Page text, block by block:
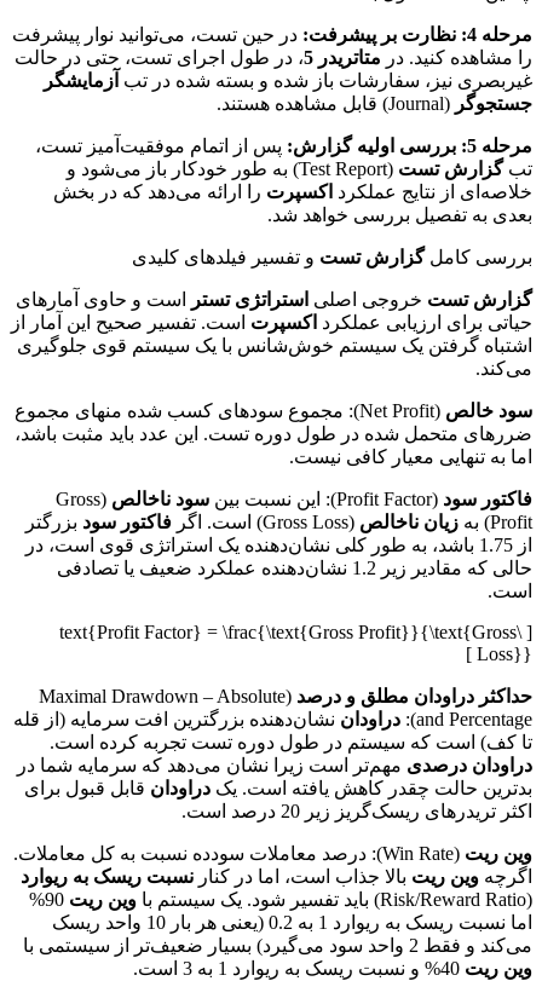
مرحله 4: نظارت بر پیشرفت:
در حین تست، می‌توانید نوار پیشرفت
را مشاهده کنید. در متاتریدر 5
، در طول اجرای تست، حتی در حالت
غیربصری نیز، سفارشات باز شده و بسته شده در تب آزمایشگر
جستجوگر (Journal) قابل مشاهده هستند.
مرحله 5: بررسی اولیه گزارش:
پس از اتمام موفقیت‌آمیز تست،
تبگزارش تست
(Test Report) به طور خودکار باز می‌شود و
خلاصه‌ای از نتایج عملکرد اکسپرت را ارائه می‌دهد که در بخش
بعدی به تفصیل بررسی خواهد شد.
بررسی کاملگزارش تست و تفسیر فیلدهای کلیدی
گزارش تست خروجی اصلی استراتژی تستر
است و حاوی آمارهای
حیاتی برای ارزیابی عملکرد اکسپرت است. تفسیر صحیح این آمار از
اشتباه گرفتن یک سیستم خوش‌شانس با یک سیستم قوی جلوگیری
می‌کند.
سود خالص
(Net Profit): مجموع سودهای کسب شده منهای مجموع
ضررهای متحمل شده در طول دوره تست. این عدد باید مثبت باشد،
اما به تنهایی معیار کافی نیست.
فاکتور سود (Profit Factor): این نسبت بین سود ناخالص (Gross
Profit) به
زیان ناخالص (Gross Loss) است. اگر فاکتور سود بزرگتر
از 1.75 باشد، به طور کلی نشان‌دهنده یک استراتژی قوی است، در
حالی که مقادیر زیر 1.2 نشان‌دهنده عملکرد ضعیف یا تصادفی
است.
[ \text{Profit Factor} = \frac{\text{Gross Profit}}{\text{Gross
Loss}} ]
حداکثر دراودان مطلق و درصد (Maximal Drawdown – Absolute
and Percentage):
دراودان نشان‌دهنده بزرگترین افت سرمایه (از قله
تا کف) است که سیستم در طول دوره تست تجربه کرده است.
دراودان درصدی مهم‌تر است زیرا نشان می‌دهد که سرمایه شما در
بدترین حالت چقدر کاهش یافته است. یک دراودان قابل قبول برای
اکثر تریدرهای ریسک‌گریز زیر 20 درصد است.
وین ریت
(Win Rate): درصد معاملات سودده نسبت به کل معاملات.
اگرچه وین ریت بالا جذاب است، اما در کنار نسبت ریسک به ریوارد
(Risk/Reward Ratio) باید تفسیر شود. یک سیستم با
وین ریت
90%
اما نسبت ریسک به ریوارد 1 به 0.2 (یعنی هر بار 10 واحد ریسک
می‌کند و فقط 2 واحد سود می‌گیرد) بسیار ضعیف‌تر از سیستمی با
وین ریت